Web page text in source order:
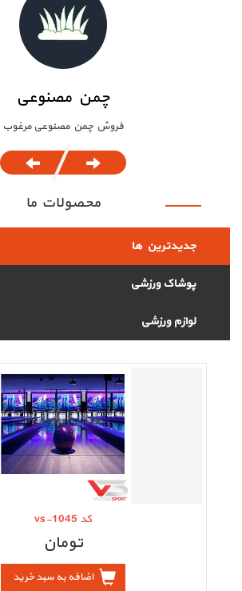
چمن مصنوعی
فروش چمن مصنوعی مرغوب
محصولات ما
جدیدترین ها
پوشاک ورزشی
لوازم ورزشی
کد vs-1045
تومان
اضافه به سبد خرید